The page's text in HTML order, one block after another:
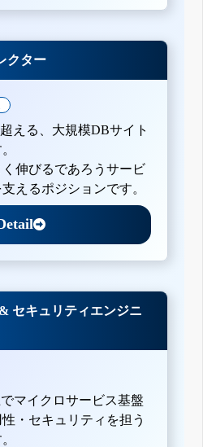
クター
える、大規模DBサイト
伸びるであろうサービ
えるポジションです。
セキュリティエンジニ
でマイクロサービス基盤
・セキュリティを担う